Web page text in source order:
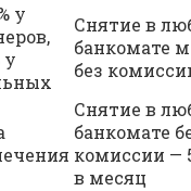
у
у
Снятие в
банкомате
без
Снятие в
банкомате
комиссии —
в месяц